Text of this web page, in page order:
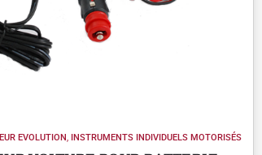
EVOLUTION, INSTRUMENTS INDIVIDUELS MOTORISÉS